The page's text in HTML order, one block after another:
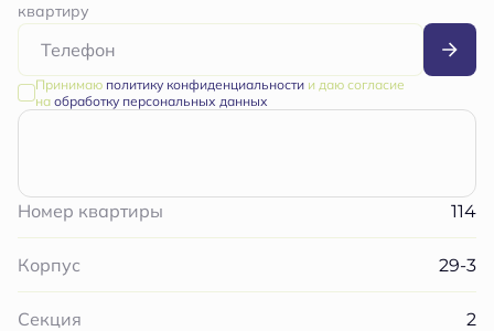
квартиру
Принимаю политику конфиденциальностии даю согласие
на обработку персональных данных
Номер квартиры 114
Корпус 29-3
Секция 2